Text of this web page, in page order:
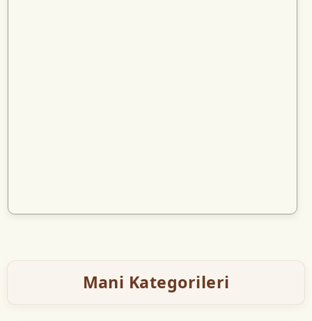
Mani Kategorileri